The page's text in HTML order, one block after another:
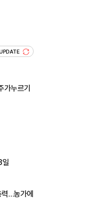
누르기
일
력…농가에